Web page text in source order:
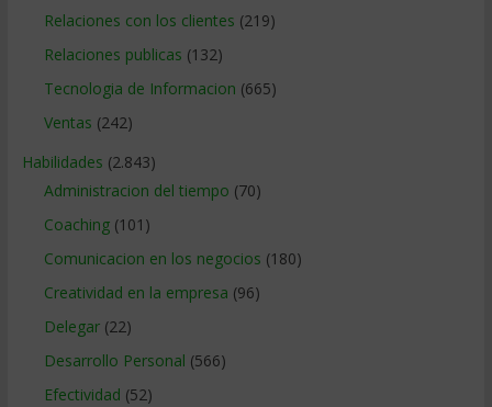
Relaciones con los clientes (219)
Relaciones publicas (132)
Tecnologia de Informacion (665)
Ventas (242)
Habilidades (2.843)
Administracion del tiempo (70)
Coaching(101)
Comunicacion en los negocios (180)
Creatividad en la empresa (96)
Delegar(22)
Desarrollo Personal (566)
Efectividad (52)